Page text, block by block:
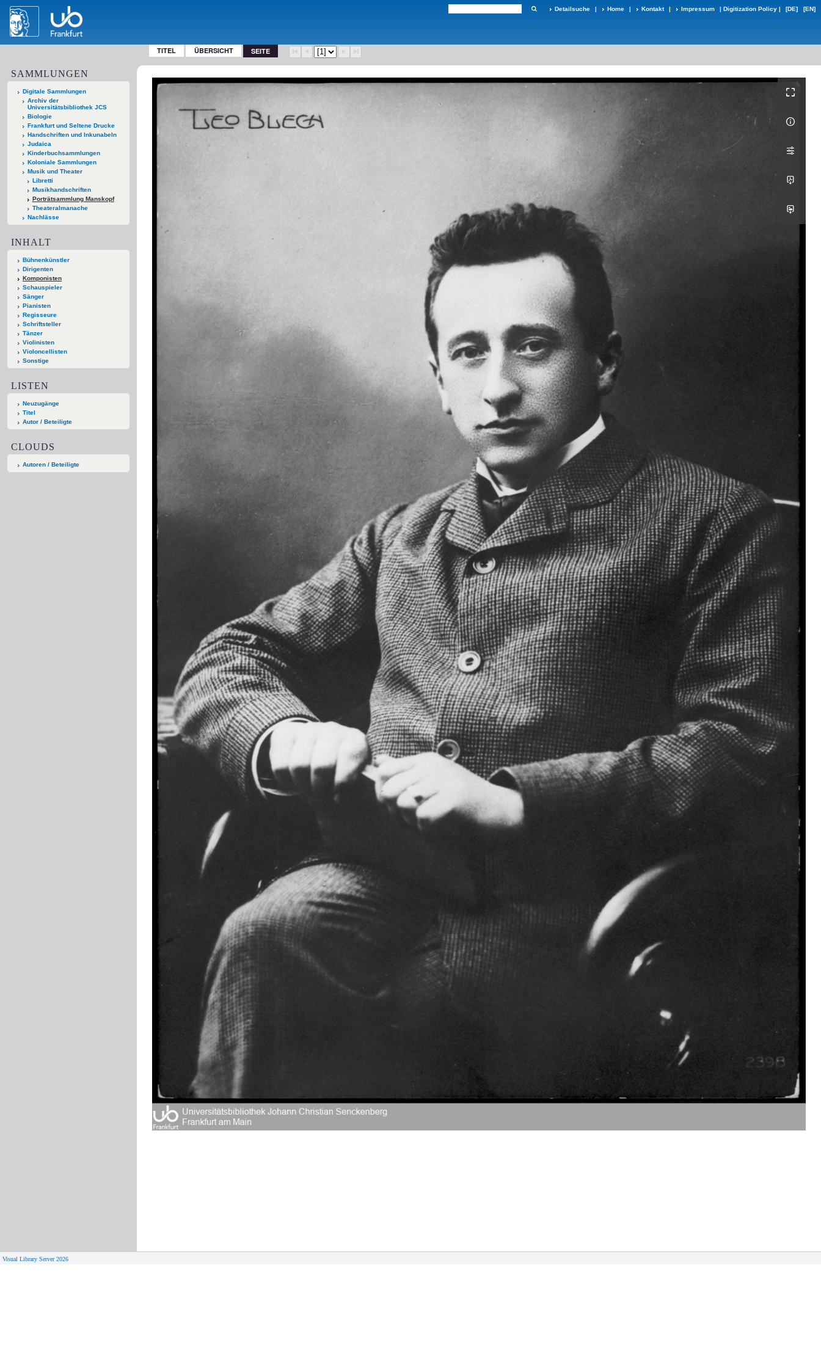
Detailsuche | Home | Kontakt | Impressum | Digitization Policy | [DE] [EN]
TITEL ÜBERSICHT SEITE
SAMMLUNGEN
Digitale Sammlungen
Archiv der
Universitätsbibliothek JCS
Biologie
Frankfurt und Seltene Drucke
Handschriften und Inkunabeln
Judaica
Kinderbuchsammlungen
Koloniale Sammlungen
Musik und Theater
Libretti
Musikhandschriften
Porträtsammlung Manskopf
Theateralmanache
Nachlässe
INHALT
Bühnenkünstler
Dirigenten
Komponisten
Schauspieler
Sänger
Pianisten
Regisseure
Schriftsteller
Tänzer
Violinisten
Violoncellisten
Sonstige
LISTEN
Neuzugänge
Titel
Autor / Beteiligte
CLOUDS
Autoren / Beteiligte
Visual Library Server 2026